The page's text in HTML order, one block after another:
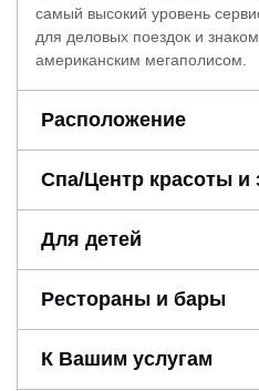
самый высокий уровень
для деловых поездок и
американским мегаполисом.
Расположение
Спа/Центр красоты и
Для детей
Рестораны и бары
К Вашим услугам